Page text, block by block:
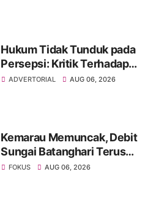
Hukum Tidak Tunduk pada
Persepsi: Kritik Terhadap
Monopoli Kebenaran oleh
ADVERTORIAL AUG 06, 2026
Kemarau Memuncak, Debit
Sungai Batanghari Terus
Menyusut, Jambi Hadapi
FOKUS AUG 06, 2026